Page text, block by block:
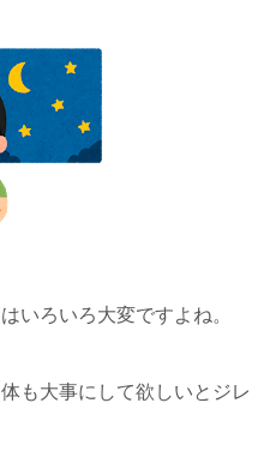
いろいろ大変ですよね。
も大事にして欲しいとジレ